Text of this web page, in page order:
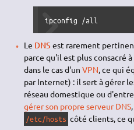
ipconfig /all
Le DNSest rarement
parce qu'il est plus consacré à
dans le cas d'un VPN, ce qui
par Internet) : il sert à gérer
réseau domestique ou
gérer son propre serveur DNS
/etc/hosts côté clients, ce